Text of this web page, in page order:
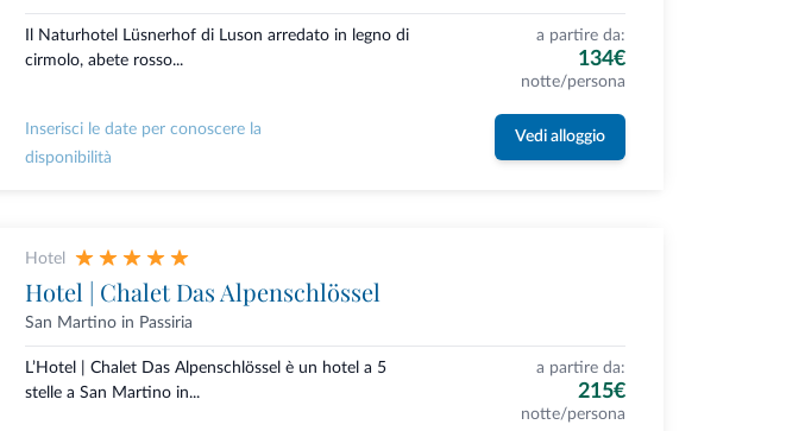
Il Naturhotel Lüsnerhof di Luson arredato in legno di
cirmolo, abete rosso...
a partire da:
134€
notte/persona
Inserisci le date per conoscere la
disponibilità
Vedi alloggio
Hotel
Hotel | Chalet Das Alpenschlössel
San Martino in Passiria
L’Hotel | Chalet Das Alpenschlössel è un hotel a 5
stelle a San Martino in...
a partire da:
215€
notte/persona